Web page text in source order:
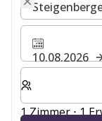
10.08.2026
Wählen Sie
1 Zimmer ⋅ 1